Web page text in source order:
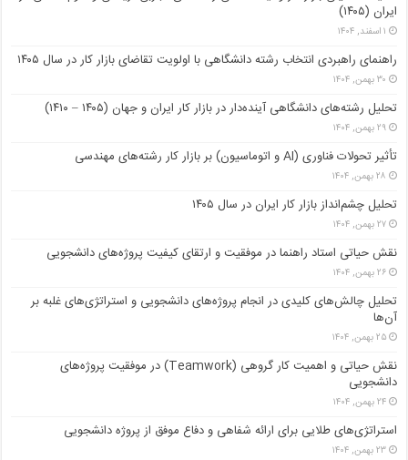
ایران (۱۴۰۵)
۱ اسفند, ۱۴۰۴
راهنمای راهبردی انتخاب رشته دانشگاهی با اولویت تقاضای بازار کار در سال ۱۴۰۵
۳۰ بهمن, ۱۴۰۴
تحلیل رشته‌های دانشگاهی آینده‌دار در بازار کار ایران و جهان (۱۴۰۵ – ۱۴۱۰)
۲۹ بهمن, ۱۴۰۴
تأثیر تحولات فناوری (AI و اتوماسیون) بر بازار کار رشته‌های مهندسی
۲۸ بهمن, ۱۴۰۴
تحلیل چشم‌انداز بازار کار ایران در سال ۱۴۰۵
۲۷ بهمن, ۱۴۰۴
نقش حیاتی استاد راهنما در موفقیت و ارتقای کیفیت پروژه‌های دانشجویی
۲۶ بهمن, ۱۴۰۴
تحلیل چالش‌های کلیدی در انجام پروژه‌های دانشجویی و استراتژی‌های غلبه بر
آن‌ها
۲۵ بهمن, ۱۴۰۴
نقش حیاتی و اهمیت کار گروهی (Teamwork) در موفقیت پروژه‌های
دانشجویی
۲۴ بهمن, ۱۴۰۴
استراتژی‌های طلایی برای ارائه شفاهی و دفاع موفق از پروژه دانشجویی
۲۳ بهمن, ۱۴۰۴